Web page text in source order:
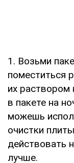
1. Возьми
поместиться
их раствором
в пакете на
можешь
очистки
действовать
лучше.